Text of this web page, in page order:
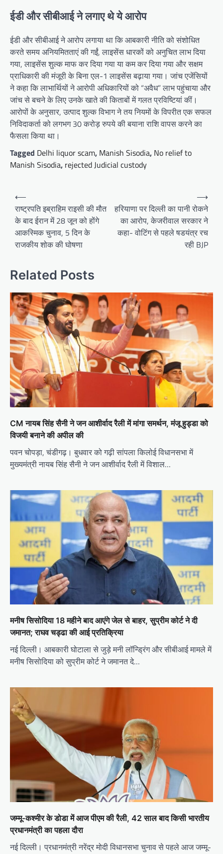
ईडी और सीबीआई ने लगाए थे ये आरोप
ईडी और सीबीआई ने आरोप लगाया था कि आबकारी नीति को संशोधित
करते समय अनियमितताएं की गईं, लाइसेंस धारकों को अनुचित लाभ दिया
गया, लाइसेंस शुल्क माफ कर दिया गया या कम कर दिया गया और सक्षम
प्राधिकारी की मंजूरी के बिना एल-1 लाइसेंस बढ़ाया गया। जांच एजेंसियों
ने कहा कि लाभार्थियों ने आरोपी अधिकारियों को “अवैध” लाभ पहुंचाया और
जांच से बचने के लिए उनके खाते की किताबों में गलत प्रविष्टियां कीं।
आरोपों के अनुसार, उत्पाद शुल्क विभाग ने तय नियमों के विपरीत एक सफल
निविदाकर्ता को लगभग 30 करोड़ रुपये की बयाना राशि वापस करने का
फैसला किया था।
Tagged Delhi liquor scam, Manish Sisodia, No relief to
Manish Sisodia, rejected Judicial custody
Post
navigation
⟵
राष्ट्रपति इब्राहिम राइसी की मौत
के बाद ईरान में 28 जून को होंगे
आकस्मिक चुनाव, 5 दिन के
राजकीय शोक की घोषणा
हरियाणा पर दिल्ली का पानी रोकने
का आरोप, केजरीवाल सरकार ने
कहा- वोटिंग से पहले षडयंत्र रच
रही BJP
⟶
Related Posts
CM नायब सिंह सैनी ने जन आशीर्वाद रैली में मांगा समर्थन, मंजू हुड्डा को
विजयी बनाने की अपील की
पवन चोपड़ा, चंडीगढ़। बुधवार को गढ़ी सांपला किलोई विधानसभा में
मुख्यमंत्री नायब सिंह सैनी ने जन आशीर्वाद रैली में विशाल…
मनीष सिसोदिया 18 महीने बाद आएंगे जेल से बाहर, सुप्रीम कोर्ट ने दी
जमानत; राघव चड्ढा की आई प्रतिक्रिया
नई दिल्ली। आबकारी घोटाला से जुड़े मनी लॉन्ड्रिंग और सीबीआई मामले में
मनीष सिसोदिया को सुप्रीम कोर्ट ने जमानत दे…
जम्मू-कश्मीर के डोडा में आज पीएम की रैली, 42 साल बाद किसी भारतीय
प्रधानमंत्री का पहला दौरा
नई दिल्ली। प्रधानमंत्री नरेंद्र मोदी विधानसभा चुनाव से पहले आज जम्मू-